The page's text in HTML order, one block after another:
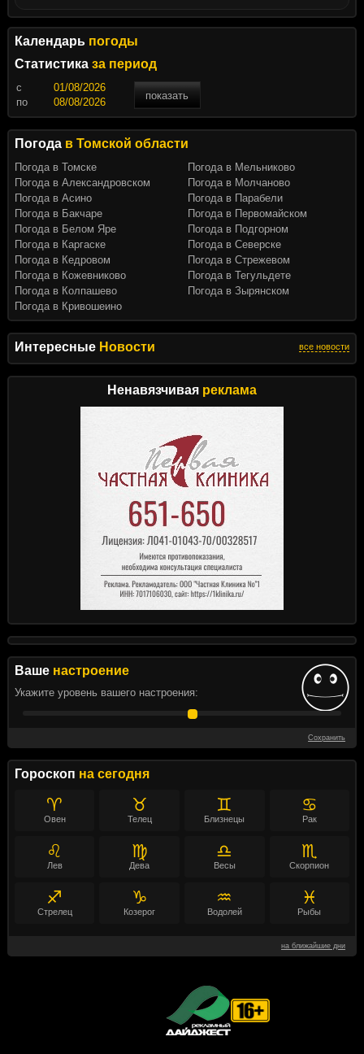
Интересные Новости все новости
Ненавязчивая реклама
Ваше настроение
Укажите уровень вашего настроения:
Сохранить
Гороскоп на сегодня
♈
Овен
♉
Телец
♊
Близнецы
♋
Рак
♌
Лев
♍
Дева
♎
Весы
♏
Скорпион
♐
Стрелец
♑
Козерог
♒
Водолей
♓
Рыбы
на ближайшие дни
Календарь погоды
Статистика за период
c
показать
по
Погода в Томской области
Погода в Томске
Погода в Александровском
Погода в Асино
Погода в Бакчаре
Погода в Белом Яре
Погода в Каргаске
Погода в Кедровом
Погода в Кожевниково
Погода в Колпашево
Погода в Кривошеино
Погода в Мельниково
Погода в Молчаново
Погода в Парабели
Погода в Первомайском
Погода в Подгорном
Погода в Северске
Погода в Стрежевом
Погода в Тегульдете
Погода в Зырянском